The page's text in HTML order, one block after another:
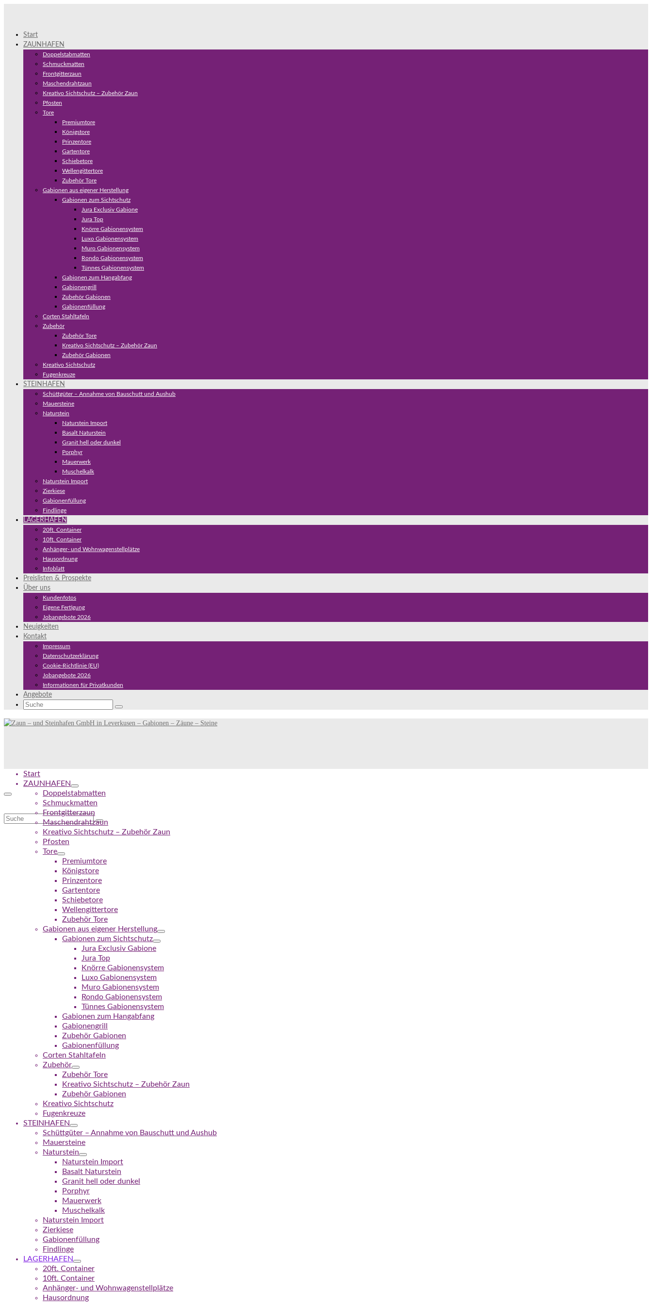
Start
ZAUNHAFEN
Doppelstabmatten
Schmuckmatten
Frontgitterzaun
Maschendrahtzaun
Kreativo Sichtschutz – Zubehör Zaun
Pfosten
Tore
Premiumtore
Königstore
Prinzentore
Gartentore
Schiebetore
Wellengittertore
Zubehör Tore
Gabionen aus eigener Herstellung
Gabionen zum Sichtschutz
Jura Exclusiv Gabione
Jura Top
Knörre Gabionensystem
Luxo Gabionensystem
Muro Gabionensystem
Rondo Gabionensystem
Tünnes Gabionensystem
Gabionen zum Hangabfang
Gabionengrill
Zubehör Gabionen
Gabionenfüllung
Corten Stahltafeln
Zubehör
Zubehör Tore
Kreativo Sichtschutz – Zubehör Zaun
Zubehör Gabionen
Kreativo Sichtschutz
Fugenkreuze
STEINHAFEN
Schüttgüter – Annahme von Bauschutt und Aushub
Mauersteine
Naturstein
Naturstein Import
Basalt Naturstein
Granit hell oder dunkel
Porphyr
Mauerwerk
Muschelkalk
Naturstein Import
Zierkiese
Gabionenfüllung
Findlinge
LAGERHAFEN
20ft. Container
10ft. Container
Anhänger- und Wohnwagenstellplätze
Hausordnung
Infoblatt
Preislisten & Prospekte
Über uns
Kundenfotos
Eigene Fertigung
Jobangebote 2026
Neuigkeiten
Kontakt
Impressum
Datenschutzerklärung
Cookie-Richtlinie (EU)
Jobangebote 2026
Informationen für Privatkunden
Angebote
Suche
Suche
Start
ZAUNHAFEN
Doppelstabmatten
Schmuckmatten
Frontgitterzaun
Maschendrahtzaun
Kreativo Sichtschutz – Zubehör Zaun
Pfosten
Tore
Premiumtore
Königstore
Prinzentore
Gartentore
Schiebetore
Wellengittertore
Zubehör Tore
Gabionen aus eigener Herstellung
Gabionen zum Sichtschutz
Jura Exclusiv Gabione
Jura Top
Knörre Gabionensystem
Luxo Gabionensystem
Muro Gabionensystem
Rondo Gabionensystem
Tünnes Gabionensystem
Gabionen zum Hangabfang
Gabionengrill
Zubehör Gabionen
Gabionenfüllung
Corten Stahltafeln
Zubehör
Zubehör Tore
Kreativo Sichtschutz – Zubehör Zaun
Zubehör Gabionen
Kreativo Sichtschutz
Fugenkreuze
STEINHAFEN
Schüttgüter – Annahme von Bauschutt und Aushub
Mauersteine
Naturstein
Naturstein Import
Basalt Naturstein
Granit hell oder dunkel
Porphyr
Mauerwerk
Muschelkalk
Naturstein Import
Zierkiese
Gabionenfüllung
Findlinge
LAGERHAFEN
20ft. Container
10ft. Container
Anhänger- und Wohnwagenstellplätze
Hausordnung